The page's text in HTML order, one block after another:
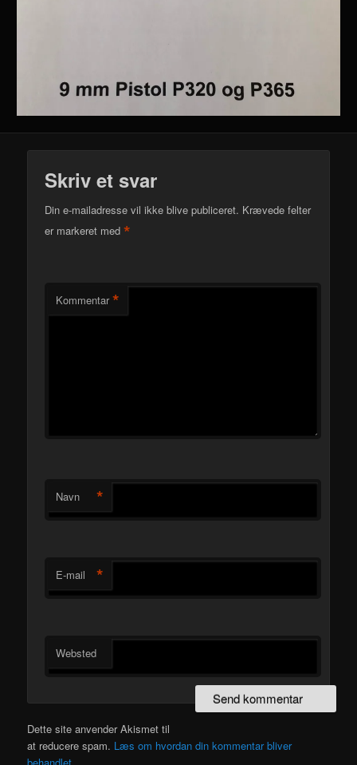
Skriv et svar
Din e-mailadresse vil ikke blive publiceret. Krævede felter
er markeret med*
Kommentar *
Navn *
E-mail *
Websted
Dette site anvender Akismet til
at reducere spam. Læs om hvordan din kommentar bliver
behandlet